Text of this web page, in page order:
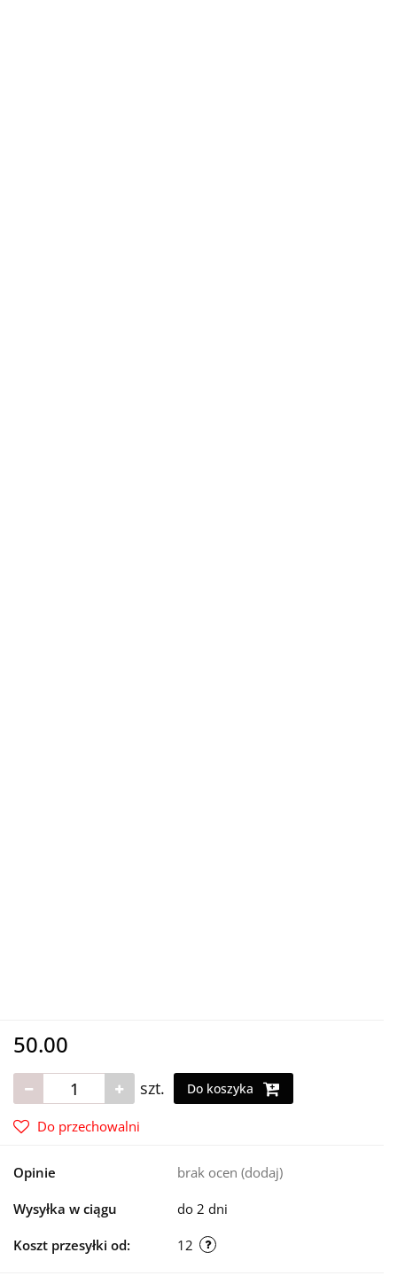
50.00
szt. Do koszyka
Do przechowalni
Opinie brak ocen (dodaj)
Wysyłka w ciągu do 2 dni
Koszt przesyłki od: 12